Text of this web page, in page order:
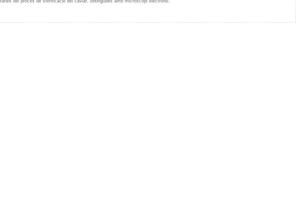
del procés de sferificació del caviar, obtingudes amb microscopi electrònic.